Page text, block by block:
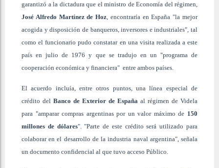
garantizó a la dictadura que el ministro de Economía del régimen,
José Alfredo Martínez de Hoz, encontraría en España "la mejor
acogida y disposición de banqueros, inversores e industriales", tal
como el funcionario pudo constatar en una visita realizada a este
país en julio de 1976 y que se tradujo en un "programa de
cooperación económica y financiera" entre ambos países.
El acuerdo incluía, entre otros puntos, una línea especial de
crédito del Banco de Exterior de España al régimen de Videla
para "amparar compras argentinas por un valor máximo de 150
millones de dólares". "Parte de este crédito será utilizado para
colaborar en el desarrollo de la industria naval argentina", señala
un documento confidencial al que tuvo acceso Público.